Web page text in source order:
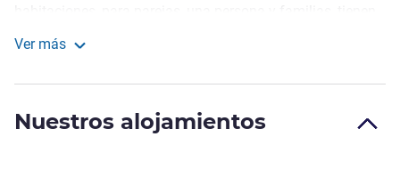
sirve todos los días (opcional). La tienda está disponible
perros pequeños (por un suplemento).
Ver más
Nuestros alojamientos